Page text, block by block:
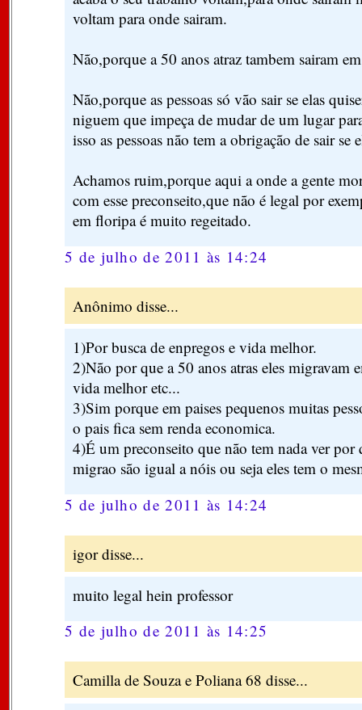
voltam para onde sairam.
Não,porque a 50 anos atraz tambem sairam
Não,porque as pessoas só vão sair se elas
niguem que impeça de mudar de um lugar
isso as pessoas não tem a obrigação de sair se
Achamos ruim,porque aqui a onde a gente
com esse preconseito,que não é legal por
em floripa é muito regeitado.
5 de julho de 2011 às 14:24
Anônimo disse...
1)Por busca de enpregos e vida melhor.
2)Não por que a 50 anos atras eles migravam
vida melhor etc...
3)Sim porque em paises pequenos muitas
o pais fica sem renda economica.
4)É um preconseito que não tem nada ver por
migrao são igual a nóis ou seja eles tem o
5 de julho de 2011 às 14:24
igor disse...
muito legal hein professor
5 de julho de 2011 às 14:25
Camilla de Souza e Poliana 68 disse...